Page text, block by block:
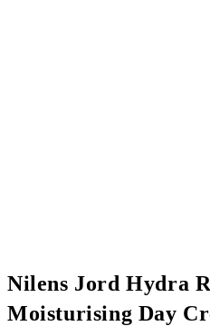
Nilens Jord Hydra
Moisturising Day